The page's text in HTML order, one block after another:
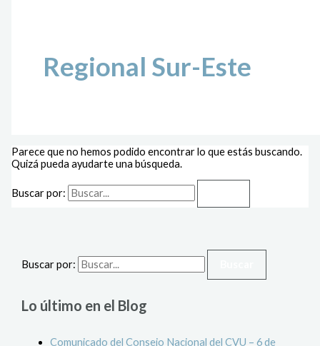
Regional Sur-Este
Parece que no hemos podido encontrar lo que estás buscando.
Quizá pueda ayudarte una búsqueda.
Buscar por:
Buscar por:
Lo último en el Blog
Comunicado del Consejo Nacional del CVU – 6 de